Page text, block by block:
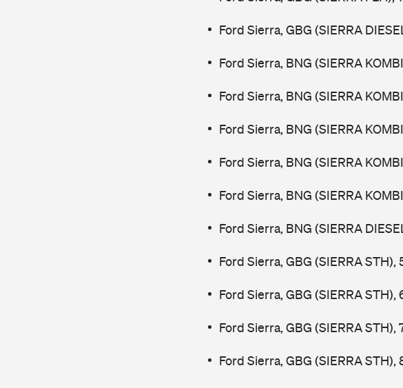
Ford Sierra, GBG (SIERRA
Ford Sierra, BNG (SIERRA
Ford Sierra, BNG (SIERRA
Ford Sierra, BNG (SIERRA
Ford Sierra, BNG (SIERRA
Ford Sierra, BNG (SIERRA
Ford Sierra, BNG (SIERRA
Ford Sierra, GBG (SIERRA
Ford Sierra, GBG (SIERRA
Ford Sierra, GBG (SIERRA
Ford Sierra, GBG (SIERRA